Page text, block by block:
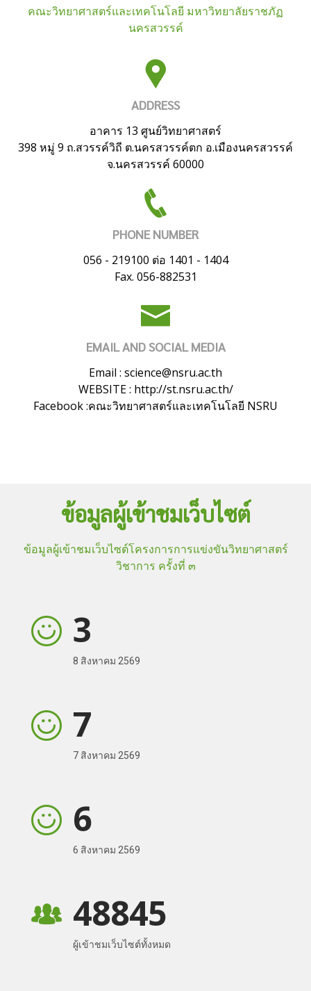
คณะวิทยาศาสตร์และเทคโนโลยี มหาวิทยาลัยราชภัฏ
นครสวรรค์
ADDRESS
อาคาร 13 ศูนย์วิทยาศาสตร์
398 หมู่ 9 ถ.สวรรค์วิถี ต.นครสวรรค์ตก อ.เมืองนครสวรรค์
จ.นครสวรรค์ 60000
PHONE NUMBER
056 - 219100 ต่อ 1401 - 1404
Fax. 056-882531
EMAIL AND SOCIAL MEDIA
Email : science@nsru.ac.th
WEBSITE : http://st.nsru.ac.th/
Facebook :คณะวิทยาศาสตร์และเทคโนโลยี NSRU
ข้อมูลผู้เข้าชมเว็บไซต์
ข้อมูลผู้เข้าชมเว็บไซต์โครงการการแข่งขันวิทยาศาสตร์
วิชาการ ครั้งที่ ๓
3
8 สิงหาคม 2569
7
7 สิงหาคม 2569
6
6 สิงหาคม 2569
48845
ผู้เข้าชมเว็บไซต์ทั้งหมด